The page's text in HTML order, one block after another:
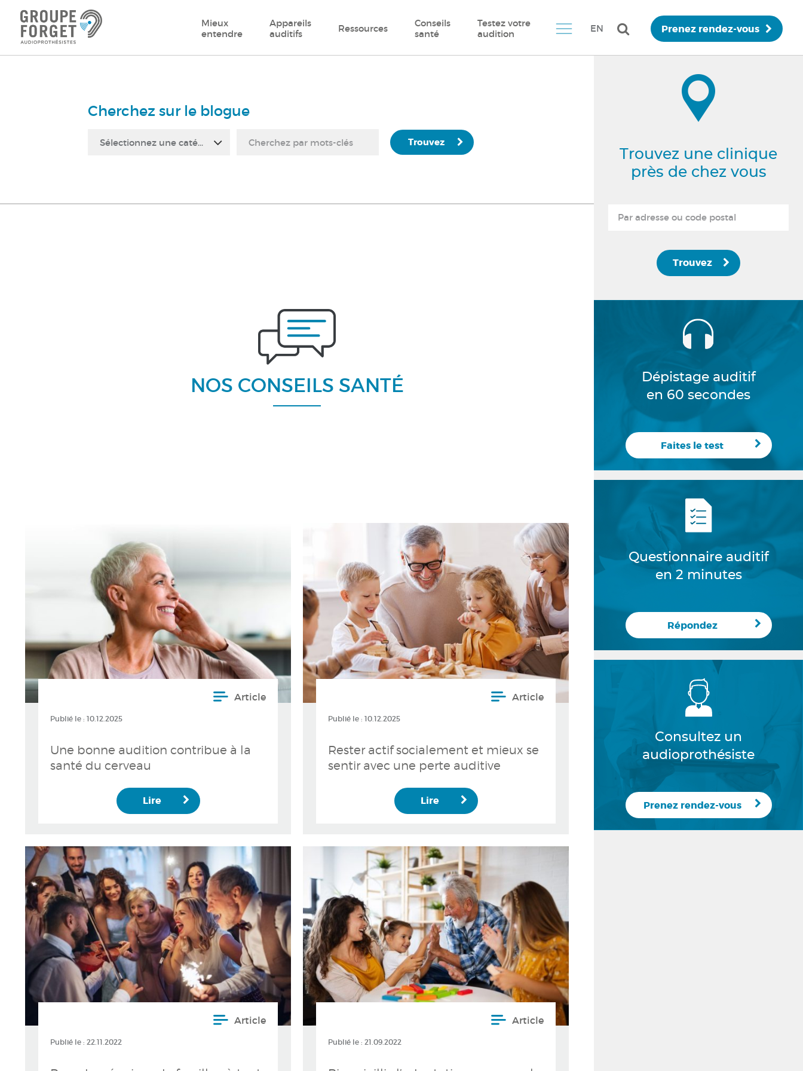
Mieux
entendre
Appareils
auditifs
Ressources
Conseils
santé
Testez votre
audition
EN Prenez rendez-vous
Cherchez sur le blogue
Sélectionnez une catégorie Trouvez
NOS CONSEILS SANTÉ
Article
Publié le :10.12.2025
Une bonne audition contribue à la
santé du cerveau
Lire
Article
Publié le :10.12.2025
Rester actif socialement et mieux se
sentir avec une perte auditive
Lire
Article
Publié le :22.11.2022
Article
Publié le :21.09.2022
Trouvez une clinique
près de chez vous
Trouvez
Dépistage auditif
en 60 secondes
Faites le test
Questionnaire auditif
en 2 minutes
Répondez
Consultez un
audioprothésiste
Prenez rendez-vous